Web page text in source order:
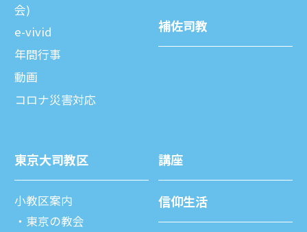
会)
e-vivid
年間⾏事
動画
コロナ災害対応
補佐司教
東京⼤司教区
⼩教区案内
東京の教会
講座
信仰⽣活